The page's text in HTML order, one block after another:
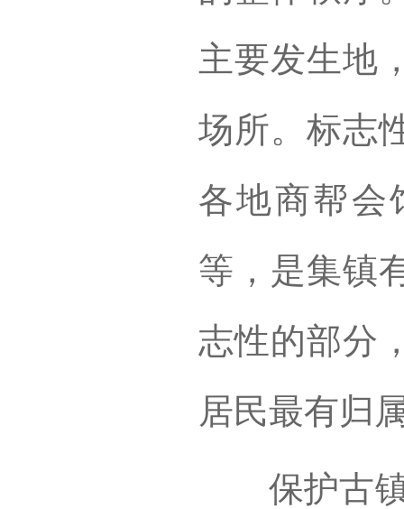
主要发生地
场所。标志
各地商帮会
等，是集镇
志性的部分
居民最有归
保护古镇